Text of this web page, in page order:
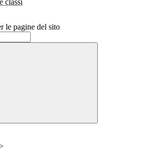
classi
le pagine del sito